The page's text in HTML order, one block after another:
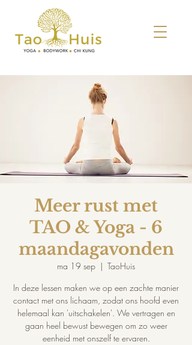
Meer rust met
TAO & Yoga - 6
maandagavonden
ma 19 sep
  |
TaoHuis
In deze lessen maken we op een zachte manier
contact met ons lichaam, zodat ons hoofd even
helemaal kan 'uitschakelen'. We vertragen en
gaan heel bewust bewegen om zo weer
eenheid met onszelf te ervaren.